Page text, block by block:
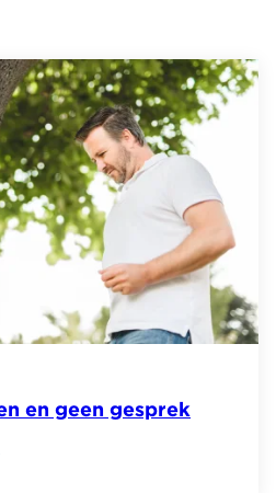
en geen gesprek